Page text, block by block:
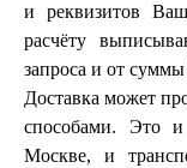
и реквизитов
расчёту
запроса и от
Доставка может
способами. Это
Москве, и